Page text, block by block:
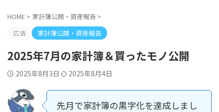
HOME > 家計簿公開・資産報告 >
広告
家計簿公開・資産報告
2025年7月の家計簿＆買ったモノ公開
2025年8月3日 2025年8月4日
先月で家計簿の黒字化を達成しまし